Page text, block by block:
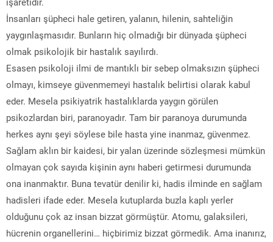
İnsanları şüpheci hale getiren, yalanın, hilenin, sahteliğin
yaygınlaşmasıdır. Bunların hiç olmadığı bir dünyada şüpheci
olmak psikolojik bir hastalık sayılırdı.
Esasen psikoloji ilmi de mantıklı bir sebep olmaksızın şüpheci
olmayı, kimseye güvenmemeyi hastalık belirtisi olarak kabul
eder. Mesela psikiyatrik hastalıklarda yaygın görülen
psikozlardan biri, paranoyadır. Tam bir paranoya durumunda
herkes aynı şeyi söylese bile hasta yine inanmaz, güvenmez.
Sağlam aklın bir kaidesi, bir yalan üzerinde sözleşmesi mümkün
olmayan çok sayıda kişinin aynı haberi getirmesi durumunda
ona inanmaktır. Buna tevatür denilir ki, hadis ilminde en sağlam
hadisleri ifade eder. Mesela kutuplarda buzla kaplı yerler
olduğunu çok az insan bizzat görmüştür. Atomu, galaksileri,
hücrenin organellerini… hiçbirimiz bizzat görmedik. Ama inanırız,